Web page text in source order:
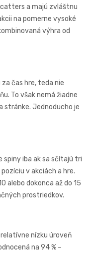
a majú zvláštnu
na pomerne vysoké
výhra od
čas hre, teda nie
To však nemá žiadne
stránke. Jednoducho je
spiny iba ak sa sčítajú tri
v akciách a hre.
alebo dokonca až do 15
prostriedkov.
nízku úroveň
na 94 % –